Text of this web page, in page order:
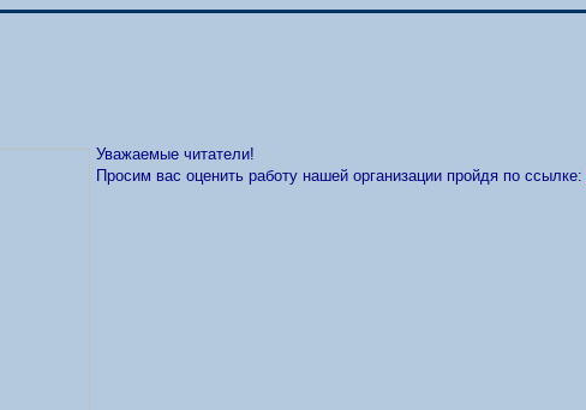
Уважаемые читатели!
Просим вас оценить работу нашей организации пройдя по ссылке: